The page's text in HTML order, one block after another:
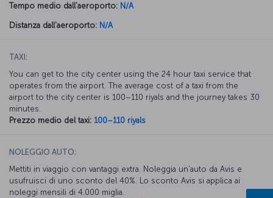
Tempo medio dall'aeroporto: N/A
Distanza dall'aeroporto: N/A
TAXI:
You can get to the city center using the 24 hour taxi service that
operates from the airport. The average cost of a taxi from the
airport to the city center is 100–110 riyals and the journey takes 30
minutes.
Prezzo medio del taxi: 100–110 riyals
NOLEGGIO AUTO:
Mettiti in viaggio con vantaggi extra. Noleggia un'auto da Avis e
usufruisci di uno sconto del 40%. Lo sconto Avis si applica ai
noleggi mensili di 4.000 miglia.